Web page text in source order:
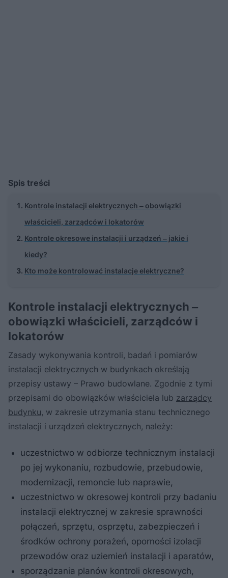
Spis treści
Kontrole instalacji elektrycznych ‒ obowiązki
właścicieli, zarządców i lokatorów
Kontrole okresowe instalacji i urządzeń ‒ jakie i
kiedy?
Kto może kontrolować instalacje elektryczne?
Kontrole instalacji elektrycznych ‒
obowiązki właścicieli, zarządców i
lokatorów
Zasady wykonywania kontroli, badań i pomiarów
instalacji elektrycznych w budynkach określają
przepisy ustawy – Prawo budowlane. Zgodnie z tymi
przepisami do obowiązków właściciela lub zarządcy
budynku, w zakresie utrzymania stanu technicznego
instalacji i urządzeń elektrycznych, należy:
uczestnictwo w odbiorze technicznym instalacji
po jej wykonaniu, rozbudowie, przebudowie,
modernizacji, remoncie lub naprawie,
uczestnictwo w okresowej kontroli przy badaniu
instalacji elektrycznej w zakresie sprawności
połączeń, sprzętu, osprzętu, zabezpieczeń i
środków ochrony porażeń, oporności izolacji
przewodów oraz uziemień instalacji i aparatów,
sporządzania planów kontroli okresowych,